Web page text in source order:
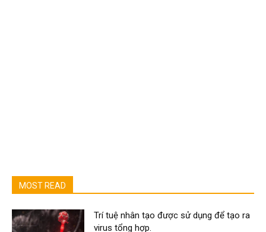
MOST READ
Trí tuệ nhân tạo được sử dụng để tạo ra
virus tổng hợp.